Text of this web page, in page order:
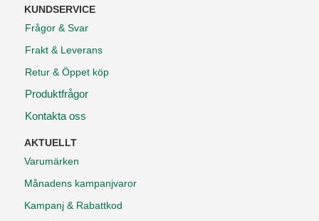
KUNDSERVICE
Frågor & Svar
Frakt & Leverans
Retur & Öppet köp
Produktfrågor
Kontakta oss
AKTUELLT
Varumärken
Månadens kampanjvaror
Kampanj & Rabattkod